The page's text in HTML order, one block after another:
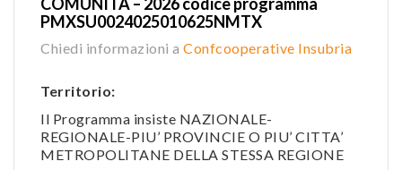
PMXSU0024025010625NMTX
Chiedi informazioni a Confcooperative Insubria
Territorio:
Il Programma insiste NAZIONALE-
REGIONALE-PIU’ PROVINCIE O PIU’ CITTA’
METROPOLITANE DELLA STESSA REGIONE